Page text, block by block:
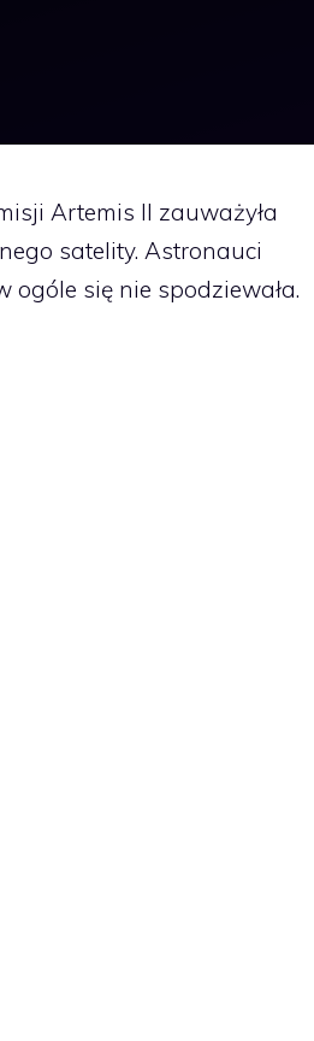
Artemis II zauważyła
satelity. Astronauci
się nie spodziewała.